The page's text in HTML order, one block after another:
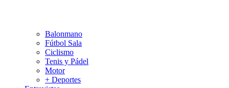
Balonmano
Fútbol Sala
Ciclismo
Tenis y Pádel
Motor
+ Deportes